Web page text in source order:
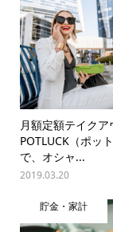
月額定額テイクア
POTLUCK（ポッ
で、オシャ...
2019.03.20
貯金・家計